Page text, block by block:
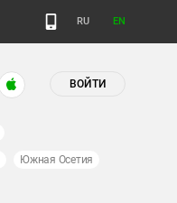
RU EN
ВОЙТИ
Южная Осетия